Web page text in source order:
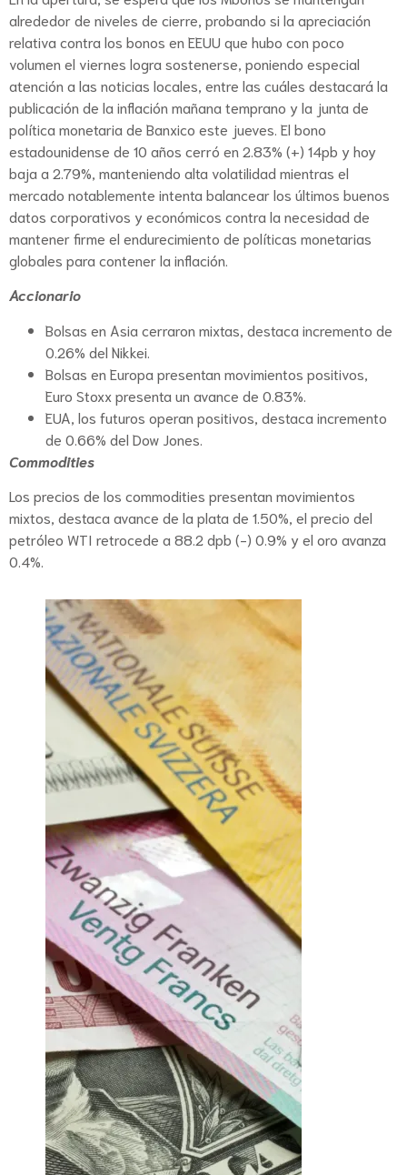
alrededor de niveles de cierre, probando si la apreciación
relativa contra los bonos en EEUU que hubo con poco
volumen el viernes logra sostenerse, poniendo especial
atención a las noticias locales, entre las cuáles destacará la
publicación de la inflación mañana temprano y la junta de
política monetaria de Banxico este jueves. El bono
estadounidense de 10 años cerró en 2.83% (+) 14pb y hoy
baja a 2.79%, manteniendo alta volatilidad mientras el
mercado notablemente intenta balancear los últimos buenos
datos corporativos y económicos contra la necesidad de
mantener firme el endurecimiento de políticas monetarias
globales para contener la inflación.
Accionario
Bolsas en Asia cerraron mixtas, destaca incremento de
0.26% del Nikkei.
Bolsas en Europa presentan movimientos positivos,
Euro Stoxx presenta un avance de 0.83%.
EUA, los futuros operan positivos, destaca incremento
de 0.66% del Dow Jones.
Commodities
Los precios de los commodities presentan movimientos
mixtos, destaca avance de la plata de 1.50%, el precio del
petróleo WTI retrocede a 88.2 dpb (-) 0.9% y el oro avanza
0.4%.